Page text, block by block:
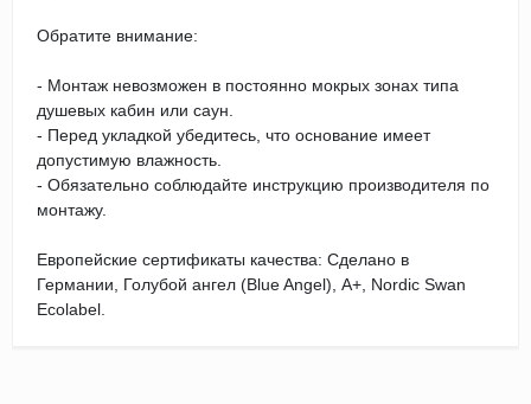
Обратите внимание:
- Монтаж невозможен в постоянно мокрых зонах типа
душевых кабин или саун.
- Перед укладкой убедитесь, что основание имеет
допустимую влажность.
- Обязательно соблюдайте инструкцию производителя по
монтажу.
Европейские сертификаты качества: Сделано в
Германии, Голубой ангел (Blue Angel), А+, Nordic Swan
Ecolabel.